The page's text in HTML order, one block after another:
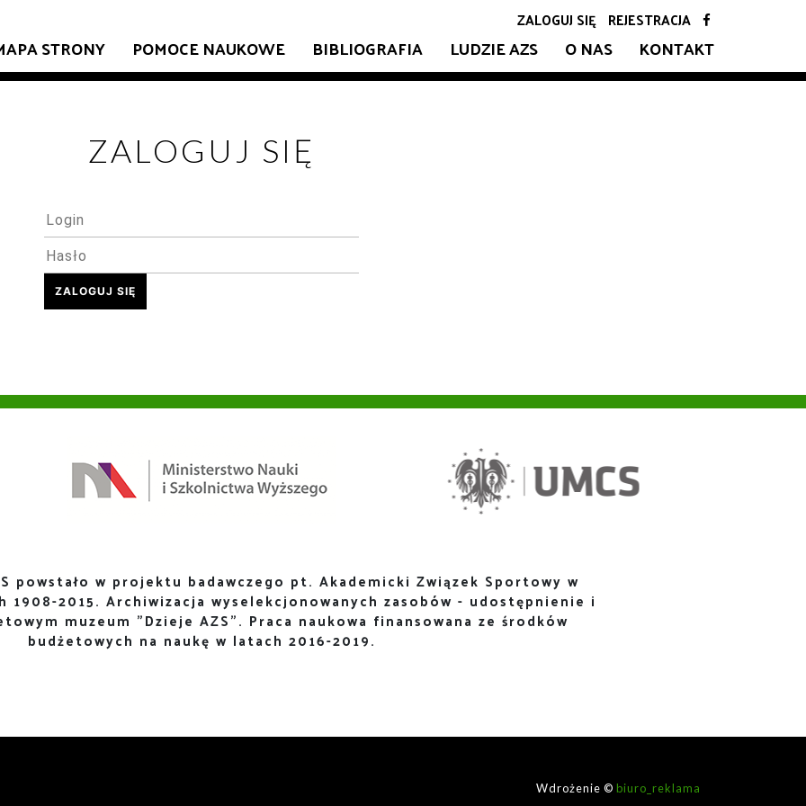
ZALOGUJ SIĘ REJESTRACJA
STRONY POMOCE NAUKOWE BIBLIOGRAFIA LUDZIE AZS O NAS KONTAKT
ZALOGUJ SIĘ
powstało w projektu badawczego pt. Akademicki Związek Sportowy w
2015. Archiwizacja wyselekcjonowanych zasobów - udostępnienie i
muzeum "Dzieje AZS". Praca naukowa finansowana ze środków
budżetowych na naukę w latach 2016-2019.
Wdrożenie © biuro_reklama